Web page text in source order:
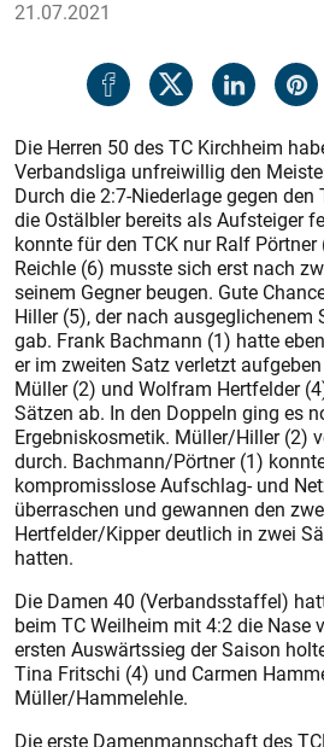
21.07.2021
Die Herren 50 des TC Kirchheim
Verbandsliga unfreiwillig den
Durch die 2:7-Niederlage gegen
die Ostälbler bereits als Aufsteiger
konnte für den TCK nur Ralf
Reichle (6) musste sich erst nach
seinem Gegner beugen. Gute
Hiller (5), der nach
gab. Frank Bachmann (1) hatte
er im zweiten Satz verletzt
Müller (2) und Wolfram Hertfelder
Sätzen ab. In den Doppeln ging es
Ergebniskosmetik. Müller/Hiller (2)
durch. Bachmann/Pörtner (1)
kompromisslose Aufschlag- und
überraschen und gewannen den
Hertfelder/Kipper deutlich in zwei
hatten.
Die Damen 40 (Verbandsstaffel)
beim TC Weilheim mit 4:2 die Nase
ersten Auswärtssieg der Saison
Tina Fritschi (4) und Carmen
Müller/Hammelehle.
Die erste Damenmannschaft des